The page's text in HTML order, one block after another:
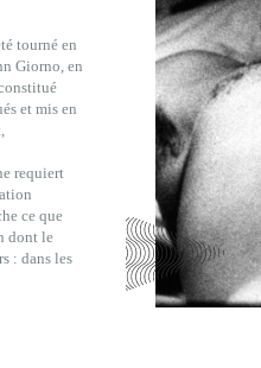
tourné en
Giorno, en
et mis en
requiert
ce que
dont le
: dans les